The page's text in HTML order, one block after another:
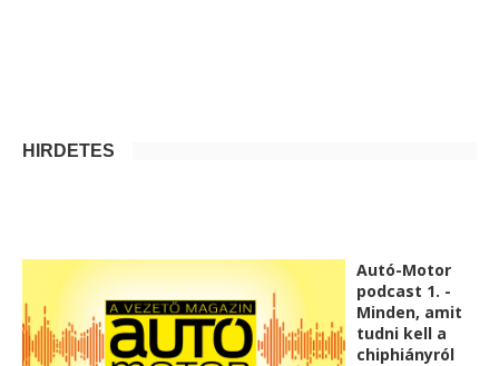
HIRDETÉS
Autó-Motor
podcast 1. -
Minden, amit
tudni kell a
chiphiányról